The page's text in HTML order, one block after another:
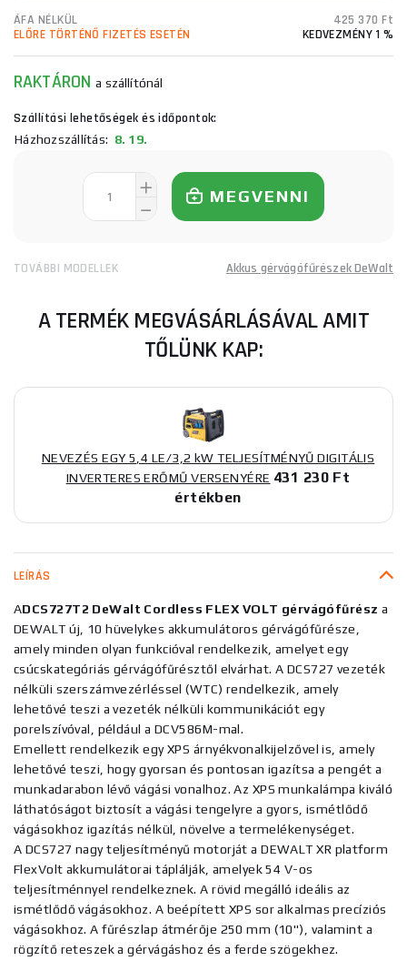
ÁFA NÉLKÜL
425 370 Ft
ELŐRE TÖRTÉNŐ FIZETÉS ESETÉN
KEDVEZMÉNY 1 %
RAKTÁRONa szállítónál
Szállítási lehetőségek és időpontok:
Házhozszállítás: 8. 19.
MEGVENNI
TOVÁBBI MODELLEK Akkus gérvágófűrészek DeWalt
A TERMÉK MEGVÁSÁRLÁSÁVAL AMIT
TŐLÜNK KAP:
NEVEZÉS EGY 5,4 LE/3,2 kW TELJESÍTMÉNYŰ DIGITÁLIS
INVERTERES ERŐMŰ VERSENYÉRE 431 230 Ft
értékben
LEÍRÁS
ADCS727T2 DeWalt Cordless FLEX VOLT gérvágófűrész a
DEWALT új, 10 hüvelykes akkumulátoros gérvágófűrésze,
amely minden olyan funkcióval rendelkezik, amelyet egy
csúcskategóriás gérvágófűrésztől elvárhat. A DCS727 vezeték
nélküli szerszámvezérléssel (WTC) rendelkezik, amely
lehetővé teszi a vezeték nélküli kommunikációt egy
porelszívóval, például a DCV586M-mal.
Emellett rendelkezik egy XPS árnyékvonalkijelzővel is, amely
lehetővé teszi, hogy gyorsan és pontosan igazítsa a pengét a
munkadarabon lévő vágási vonalhoz. Az XPS munkalámpa kiváló
láthatóságot biztosít a vágási tengelyre a gyors, ismétlődő
vágásokhoz igazítás nélkül, növelve a termelékenységet.
A DCS727 nagy teljesítményű motorját a DEWALT XR platform
FlexVolt akkumulátorai táplálják, amelyek 54 V-os
teljesítménnyel rendelkeznek. A rövid megálló ideális az
ismétlődő vágásokhoz. A beépített XPS sor alkalmas precíziós
vágásokhoz. A fűrészlap átmérője 250 mm (10"), valamint a
rögzítő reteszek a gérvágáshoz és a ferde szögekhez.